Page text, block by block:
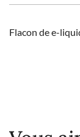
Flacon de e-